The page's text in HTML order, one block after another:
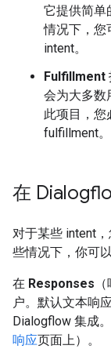
它提供简单
情况下，您
intent。
Fulfillment
会为大多数
此项目，您
fulfillment。
在
对于某些 intent
些情况下，你可
在 Responses
户。默认文本响
Dialogflow 集成
响应页面上）。